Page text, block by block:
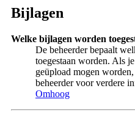
Bijlagen
Welke bijlagen worden
De beheerder bepaalt
toegestaan worden. Als
geüpload mogen
beheerder voor verdere
Omhoog